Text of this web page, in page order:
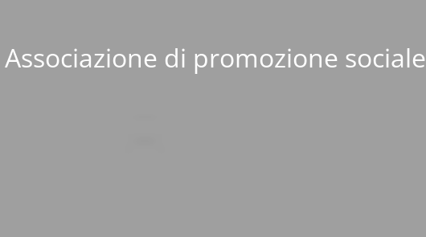
Associazione di promozione sociale